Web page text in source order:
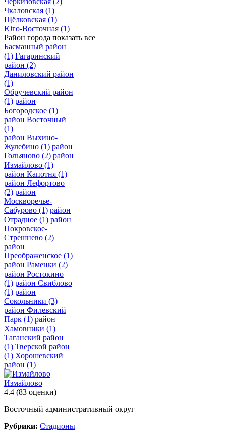
Чкаловская (1)
Щёлковская (1)
Юго-Восточная (1)
Район города показать все
Басманный район
(1) Гагаринский
район (2)
Даниловский район
(1)
Обручевский район
(1) район
Богородское (1)
район Восточный
(1)
район Выхино-
Жулебино (1) район
Гольяново (2) район
Измайлово (1)
район Капотня (1)
район Лефортово
(2) район
Москворечье-
Сабурово (1) район
Отрадное (1) район
Покровское-
Стрешнево (2)
район
Преображенское (1)
район Раменки (2)
район Ростокино
(1) район Свиблово
(1) район
Сокольники (3)
район Филевский
Парк (1) район
Хамовники (1)
Таганский район
(1) Тверской район
(1) Хорошевский
район (1)
Измайлово
4.4 (83 оценки)
Восточный административный округ
Рубрики: Стадионы